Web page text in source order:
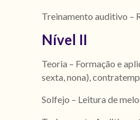
Treinamento auditivo –
Nível II
Teoria – Formação e
sexta, nona),
Solfejo – Leitura de